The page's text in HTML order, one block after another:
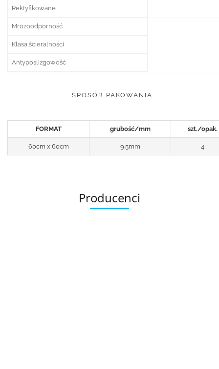
Rektyfikowane
Mrozoodporność
Klasa ścieralności
Antypoślizgowość
SPOSÓB PAKOWANIA
FORMAT grubość/mm szt./opak.
60cm x 60cm 9.5mm 4
Producenci